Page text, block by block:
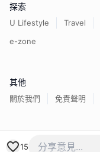
15
探索
U Lifestyle Travel
e-zone
其他
關於我們 免責聲明
香港經濟日報版權所有©